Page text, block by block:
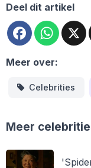
Deel dit artikel
Facebook
Meer over:
Celebrities
Meer